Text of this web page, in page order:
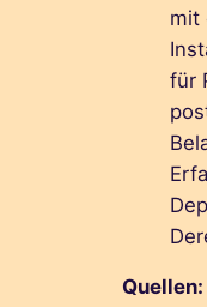
mit
für
Quellen: